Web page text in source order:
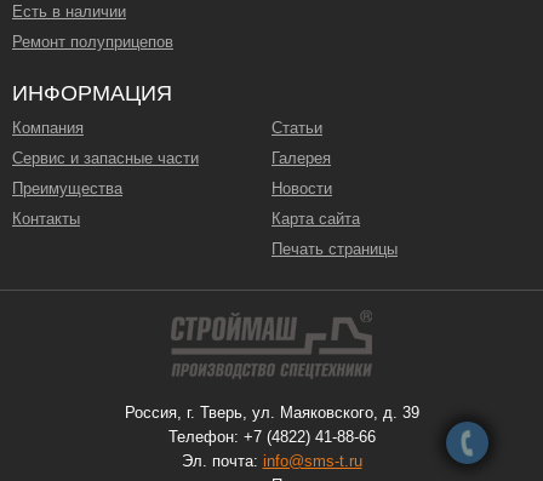
Есть в наличии
Ремонт полуприцепов
ИНФОРМАЦИЯ
Компания
Сервис и запасные части
Преимущества
Контакты
Статьи
Галерея
Новости
Карта сайта
Печать страницы
Россия, г. Тверь, ул. Маяковского, д. 39
Телефон: +7 (4822) 41-88-66
Эл. почта: info@sms-t.ru